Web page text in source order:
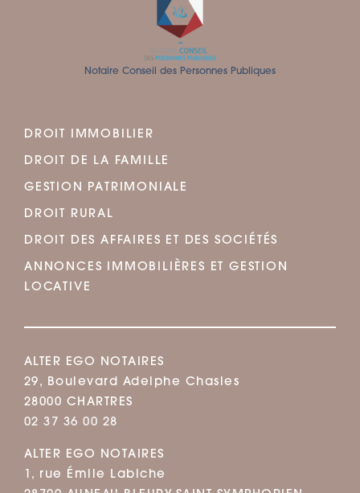
Notaire Conseil des Personnes Publiques
DROIT IMMOBILIER
DROIT DE LA FAMILLE
GESTION PATRIMONIALE
DROIT RURAL
DROIT DES AFFAIRES ET DES SOCIÉTÉS
ANNONCES IMMOBILIÈRES ET GESTION
LOCATIVE
ALTER EGO NOTAIRES
29, Boulevard Adelphe Chasles
28000 CHARTRES
02 37 36 00 28
ALTER EGO NOTAIRES
1, rue Émile Labiche